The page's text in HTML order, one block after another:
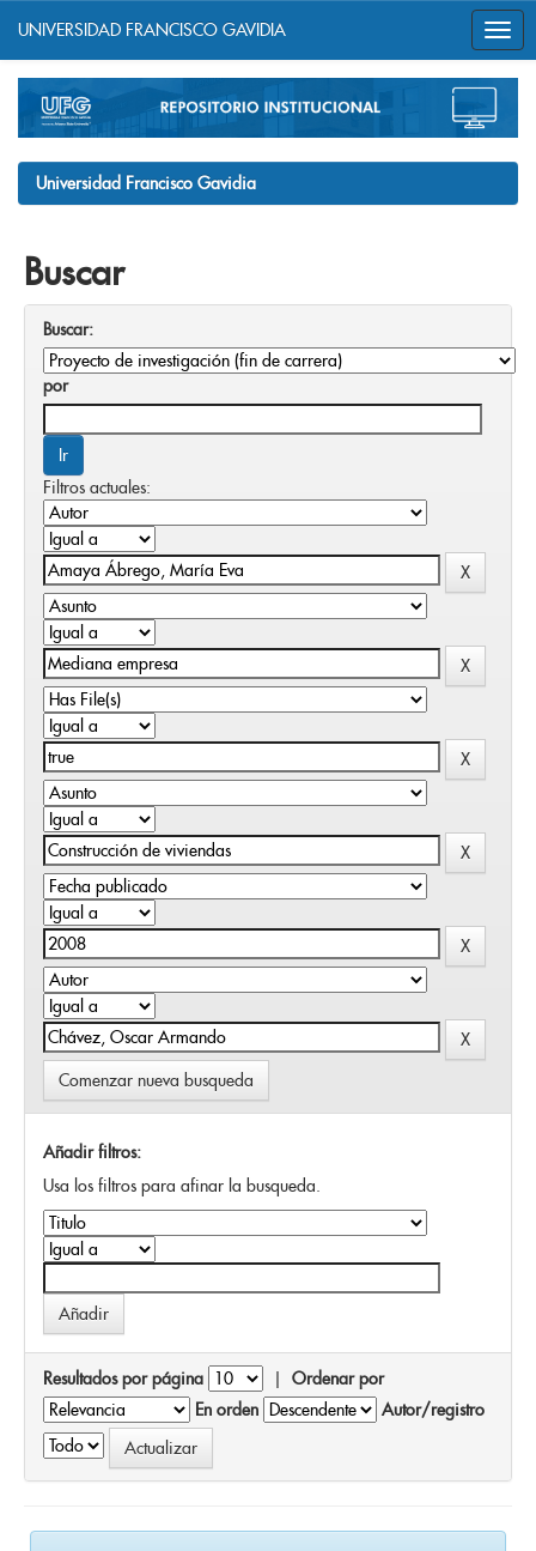
navigation
UNIVERSIDAD FRANCISCO GAVIDIA
Universidad Francisco Gavidia
Buscar
Buscar:
por
Filtros actuales:
Comenzar nueva busqueda
Añadir filtros:
Usa los filtros para afinar la busqueda.
Resultados por página | Ordenar por
En orden
Autor/registro